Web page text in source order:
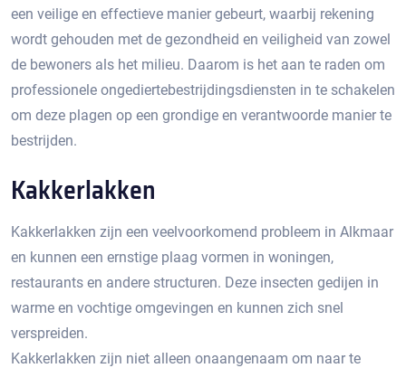
een veilige en effectieve manier gebeurt, waarbij rekening
wordt gehouden met de gezondheid en veiligheid van zowel
de bewoners als het milieu. Daarom is het aan te raden om
professionele ongediertebestrijdingsdiensten in te schakelen
om deze plagen op een grondige en verantwoorde manier te
bestrijden.​
Kakkerlakken
Kakkerlakken zijn een veelvoorkomend probleem in Alkmaar
en kunnen een ernstige plaag vormen in woningen,
restaurants en andere structuren.​ Deze insecten gedijen in
warme en vochtige omgevingen en kunnen zich snel
verspreiden.​
Kakkerlakken zijn niet alleen onaangenaam om naar te